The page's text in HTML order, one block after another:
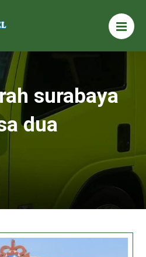
surabaya
dua